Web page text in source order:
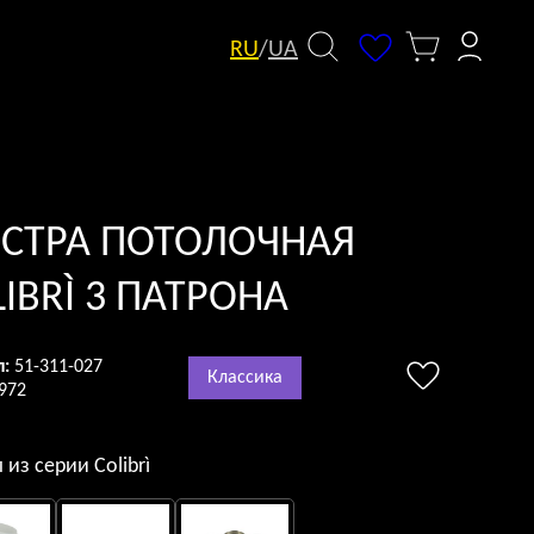
RU/UA
ПОТОЛОЧНАЯ
3 ПАТРОНА
51-311-027
Классика
из серии Colibrì